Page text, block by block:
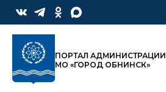
ПОРТАЛ АДМИНИСТРАЦИИ
МО «ГОРОД ОБНИНСК»